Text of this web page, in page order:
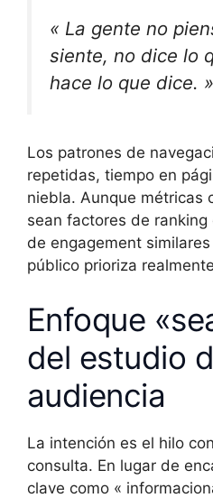
« La gente no
siente, no dice lo
hace lo que dice.
Los patrones de
repetidas, tiempo en
niebla. Aunque métricas
sean factores de
de engagement
público prioriza
Enfoque
del estudio
audiencia
La intención es el hilo
consulta. En lugar de
clave como «